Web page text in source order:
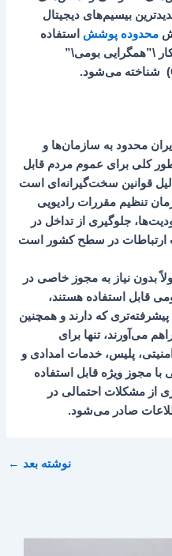
بیسیم‌های دیجیتال
محدوده پوشش استفاده
\”همگرایی بومی\”
شناخته می‌شود.
محدود به سازمان‌ها و
کلی برای عموم مردم قابل
قوانین سخت‌گیرانه‌ای است
تنظیم مقررات رادیویی
جلوگیری از تداخل در
در سطح کشور است
بدون نیاز به مجوز خاصی در
قابل استفاده هستند،
که دارند و همچنین
می‌آورند، تنها برای
پلیس، خدمات امدادی و
مجوز ویژه قابل استفاده
از مشکلات احتمالی در
صادر می‌شود.
نوشته بعد ←